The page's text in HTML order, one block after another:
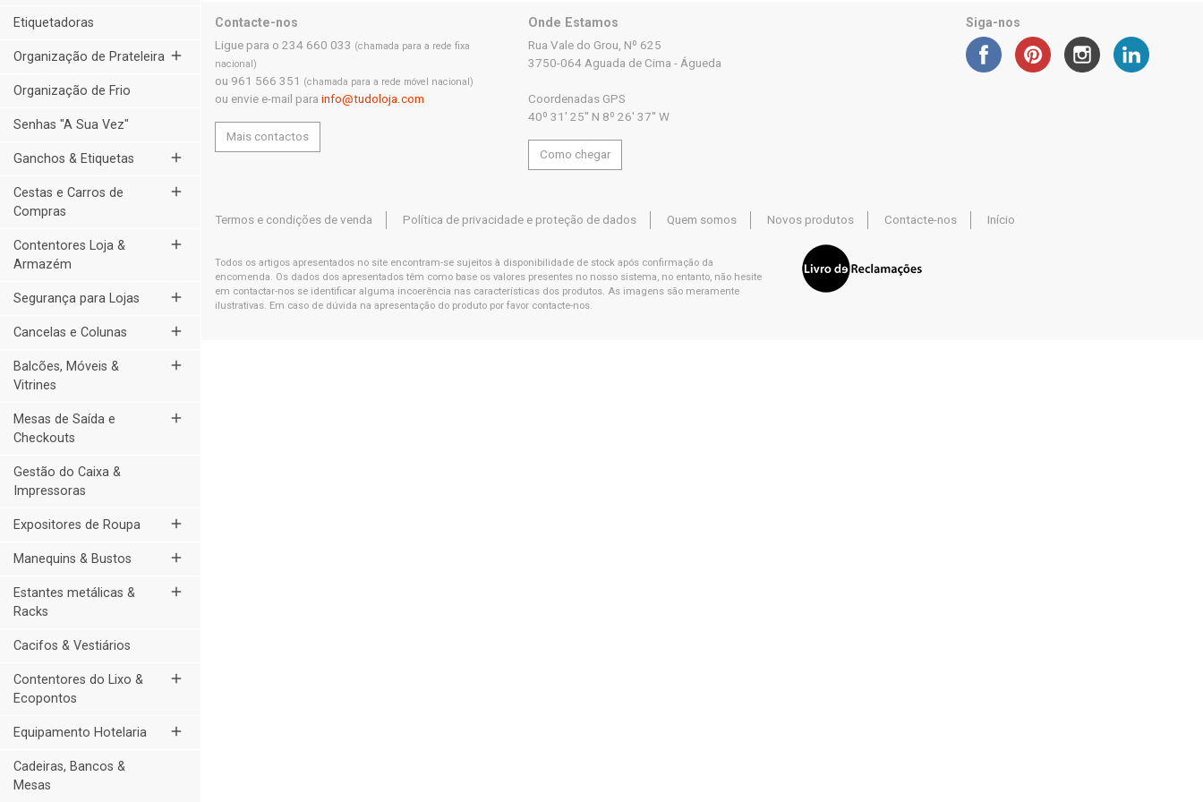
Etiquetadoras
Organização de Prateleira add
Organização de Frio
Senhas "A Sua Vez"
Ganchos & Etiquetas add
Cestas e Carros de
Compras
add
Contentores Loja &
Armazém
add
Segurança para Lojas add
Cancelas e Colunas add
Balcões, Móveis &
Vitrines
add
Mesas de Saída e
Checkouts
add
Gestão do Caixa &
Impressoras
Expositores de Roupa add
Manequins & Bustos add
Estantes metálicas &
Racks
add
Cacifos & Vestiários
Contentores do Lixo &
Ecopontos
add
Equipamento Hotelaria add
Cadeiras, Bancos &
Mesas
Contacte-nos
Ligue para o 234 660 033 (chamada para a rede fixa
nacional)
ou 961 566 351 (chamada para a rede móvel nacional)
ou envie e-mail para info@tudoloja.com
Mais contactos
Onde Estamos
Rua Vale do Grou, Nº 625
3750-064 Aguada de Cima - Águeda
Coordenadas GPS
40º 31' 25'' N 8º 26' 37'' W
Como chegar
Siga-nos
Termos e condições de venda Política de privacidade e proteção de dados Quem somos Novos produtos Contacte-nos Início
Todos os artigos apresentados no site encontram-se sujeitos à disponibilidade de stock após confirmação da
encomenda. Os dados dos apresentados têm como base os valores presentes no nosso sistema, no entanto, não hesite
em contactar-nos se identificar alguma incoerência nas características dos produtos. As imagens são meramente
ilustrativas. Em caso de dúvida na apresentação do produto por favor contacte-nos.